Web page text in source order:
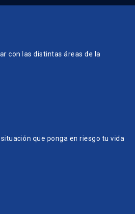
con las distintas áreas de la
que ponga en riesgo tu vida